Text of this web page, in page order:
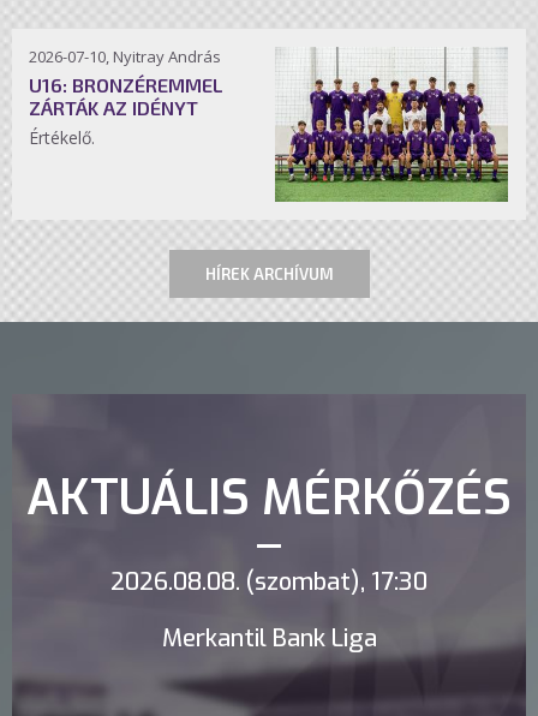
2026-07-10, Nyitray András
U16: BRONZÉREMMEL
ZÁRTÁK AZ IDÉNYT
Értékelő.
HÍREK ARCHÍVUM
AKTUÁLIS MÉRKŐZÉS
2026.08.08. (szombat), 17:30
Merkantil Bank Liga